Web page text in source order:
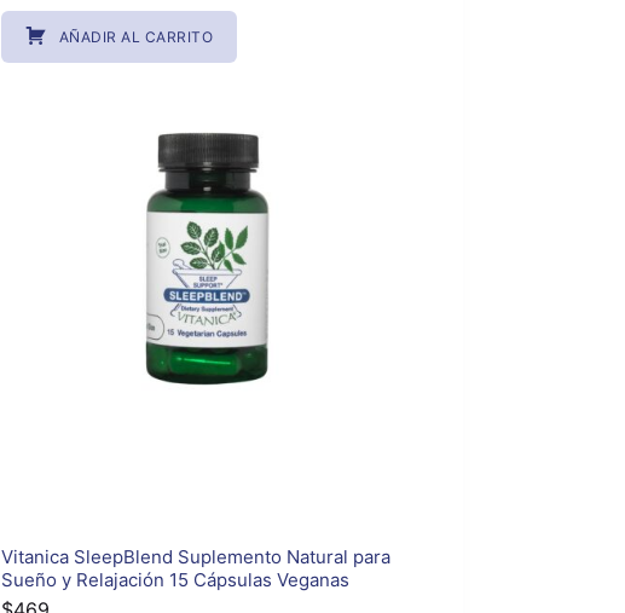
AÑADIR AL CARRITO
Vitanica SleepBlend Suplemento Natural para
Sueño y Relajación 15 Cápsulas Veganas